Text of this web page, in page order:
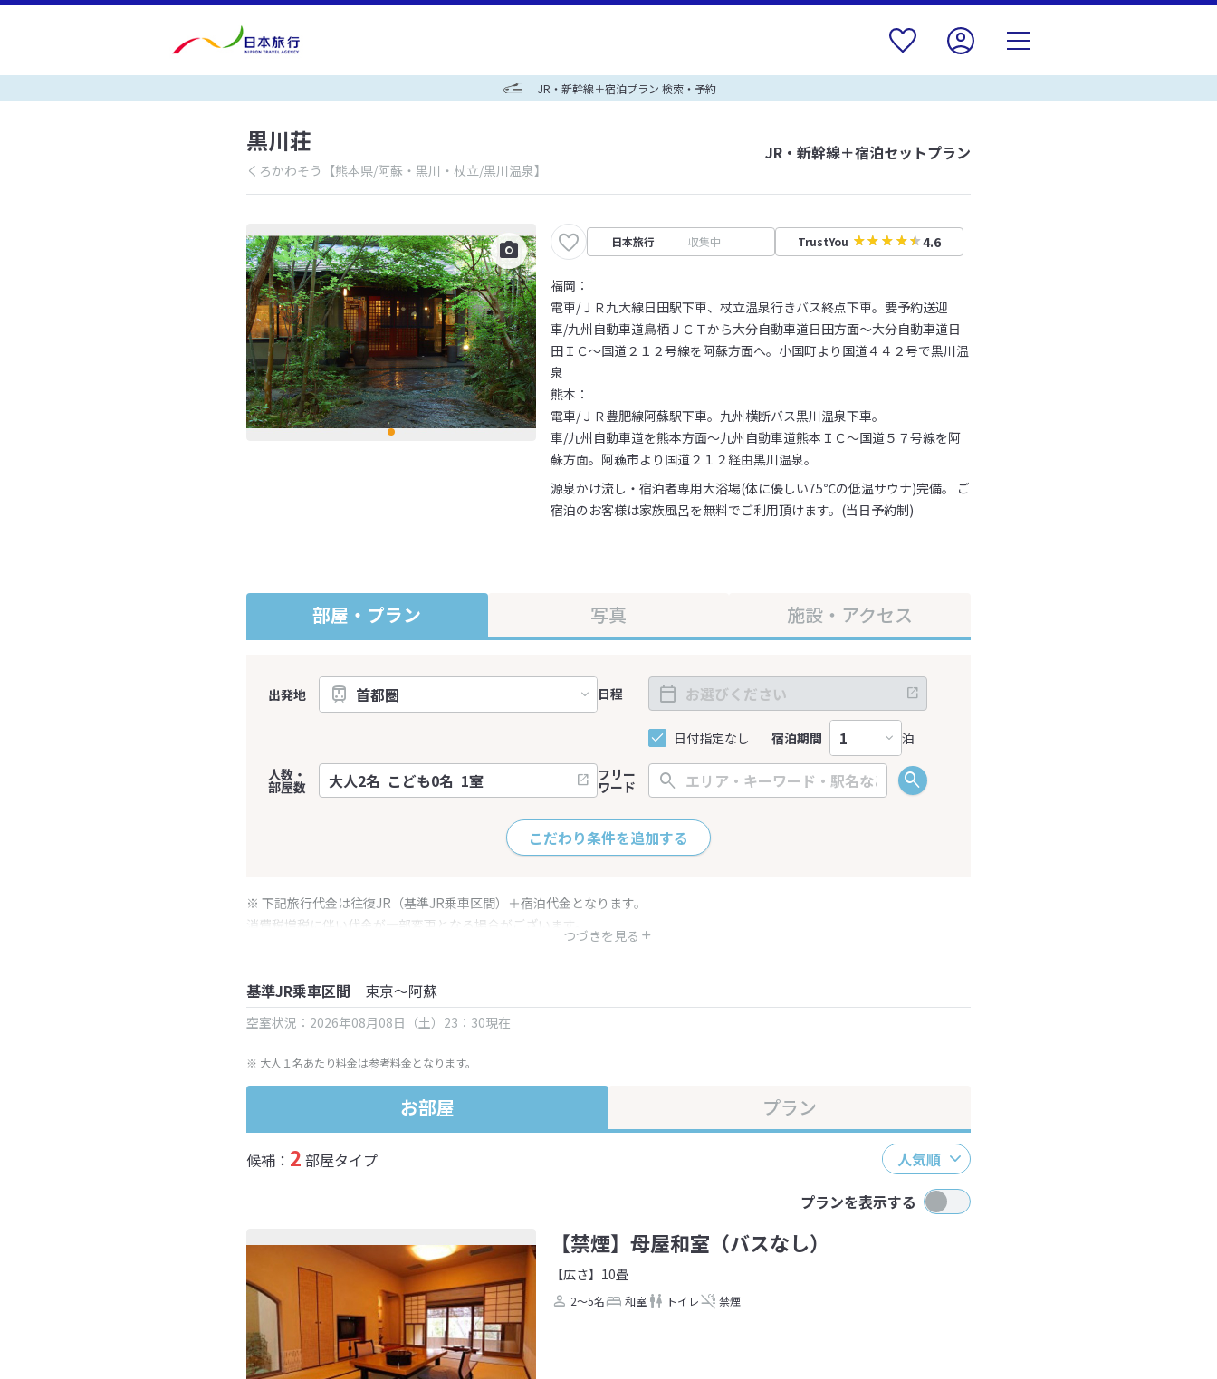
JR・新幹線＋宿泊プラン 検索・予約
黒川荘
くろかわそう 【熊本県/阿蘇・黒川・杖立/黒川温泉】
JR・新幹線＋宿泊セットプラン
日本旅行 収集中 TrustYou 4.6
福岡：
電車/ＪＲ九大線日田駅下車、杖立温泉行きバス終点下車。要予約送迎
車/九州自動車道鳥栖ＪＣＴから大分自動車道日田方面～大分自動車道日
田ＩＣ～国道２１２号線を阿蘇方面へ。小国町より国道４４２号で黒川温
泉
熊本：
電車/ＪＲ豊肥線阿蘇駅下車。九州横断バス黒川温泉下車。
車/九州自動車道を熊本方面～九州自動車道熊本ＩＣ～国道５７号線を阿
蘇方面。阿蘓市より国道２１２経由黒川温泉。
源泉かけ流し・宿泊者専用大浴場(体に優しい75℃の低温サウナ)完備。 ご
宿泊のお客様は家族風呂を無料でご利用頂けます。(当日予約制)
部屋・プラン 写真 施設・アクセス
出発地 日程
日付指定なし 宿泊期間
泊
人数・
部屋数
フリー
ワード
こだわり条件を追加する
つづきを見る
※ 下記旅行代金は往復JR（基準JR乗車区間）＋宿泊代金となります。
消費税増税に伴い代金が一部変更となる場合がございます。
※ 表示されている旅行代金・プラン内容は一定時間ごとに更新されます。最終確認画面でご確認ください。
基準JR乗車区間 東京～阿蘇
空室状況：2026年08月08日（土）23：30現在
※ 大人１名あたり料金は参考料金となります。
お部屋 プラン
候補： 2 部屋タイプ
人気順
プランを表示する
【禁煙】母屋和室（バスなし）
【広さ】10畳
2～5名 和室 トイレ 禁煙